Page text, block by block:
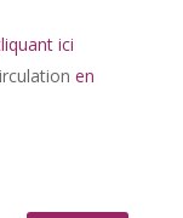
ici
en